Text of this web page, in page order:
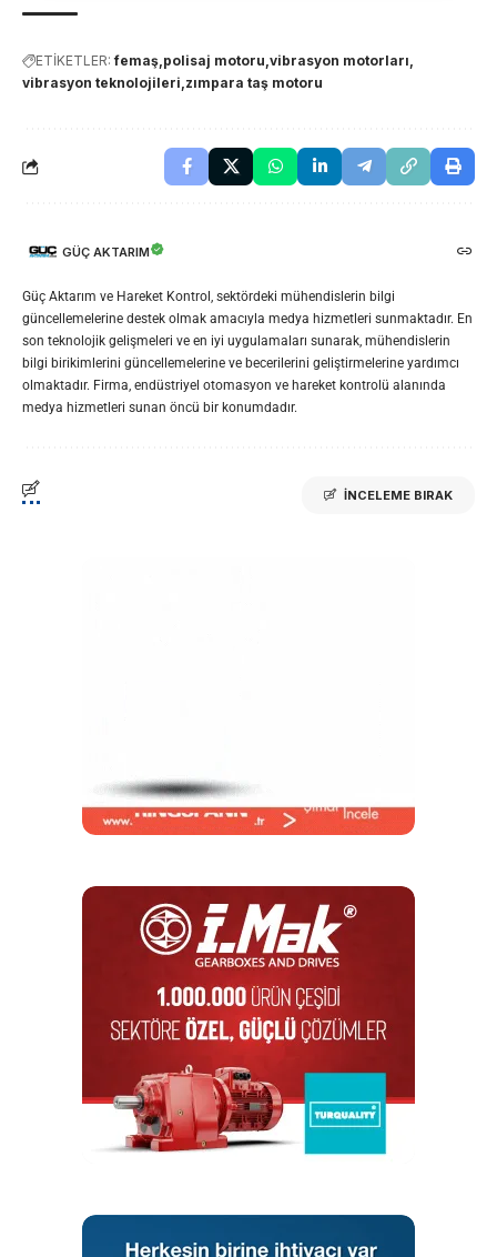
ETİKETLER: femaş polisaj motoru vibrasyon motorları
vibrasyon teknolojileri zımpara taş motoru
GÜÇ AKTARIM
Güç Aktarım ve Hareket Kontrol, sektördeki mühendislerin bilgi
güncellemelerine destek olmak amacıyla medya hizmetleri sunmaktadır. En
son teknolojik gelişmeleri ve en iyi uygulamaları sunarak, mühendislerin
bilgi birikimlerini güncellemelerine ve becerilerini geliştirmelerine yardımcı
olmaktadır. Firma, endüstriyel otomasyon ve hareket kontrolü alanında
medya hizmetleri sunan öncü bir konumdadır.
İNCELEME BIRAK